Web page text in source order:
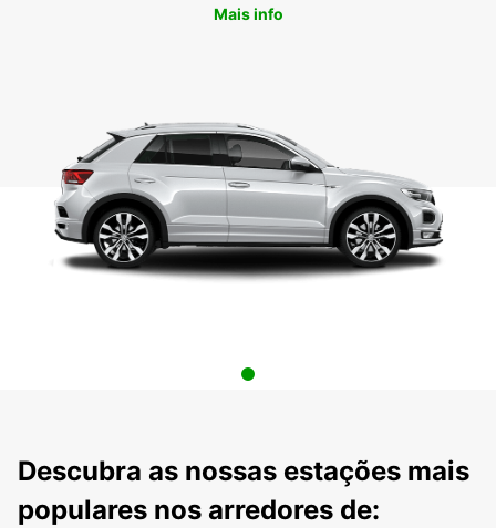
Mais info
Descubra as nossas estações mais
populares nos arredores de: